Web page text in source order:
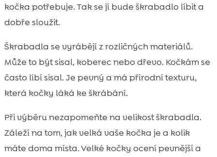
kočka potřebuje. Tak se jí bude škrabadlo líbit a
dobře sloužit.
Škrabadla se vyrábějí z rozličných materiálů.
Může to být sisal, koberec nebo dřevo. Kočkám se
často líbí sisal. Je pevný a má přírodní texturu,
která kočky láká ke škrábání.
Při výběru nezapomeňte na velikost škrabadla.
Záleží na tom, jak velká vaše kočka je a kolik
máte doma místa. Velké kočky ocení pevnější a